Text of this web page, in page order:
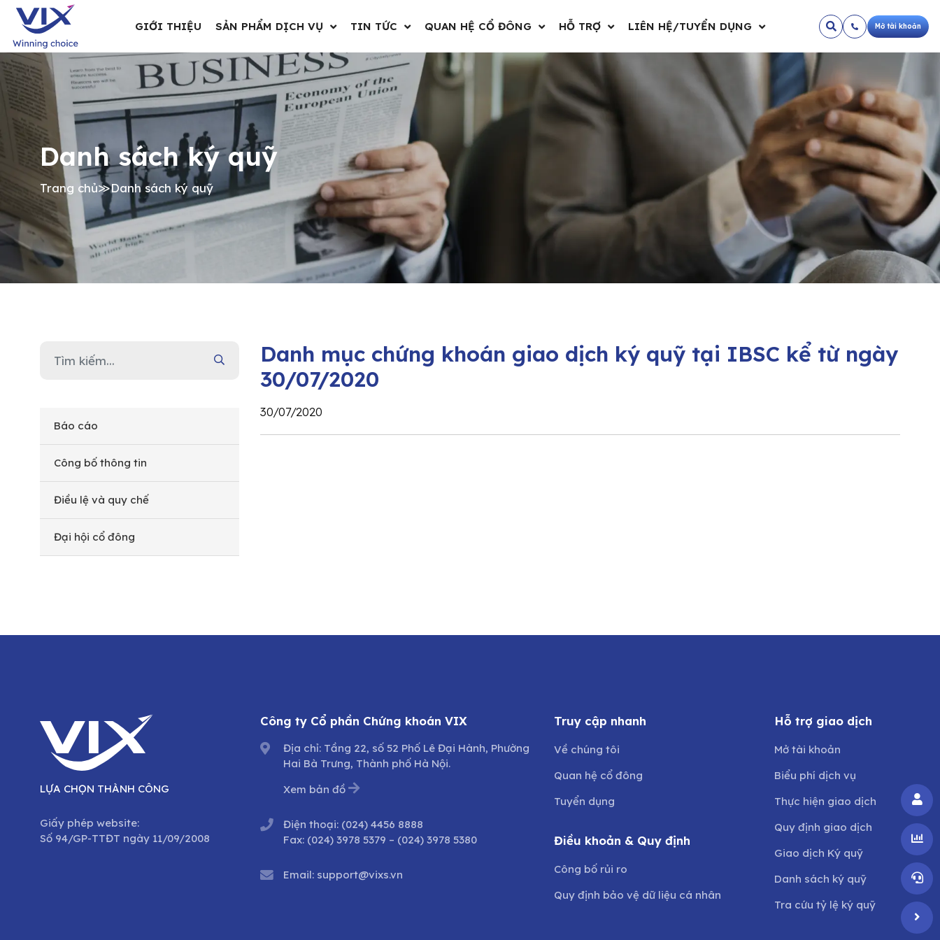
GIỚI THIỆU SẢN PHẨM DỊCH VỤ TIN TỨC QUAN HỆ CỔ ĐÔNG HỖ TRỢ LIÊN HỆ/TUYỂN DỤNG Mở tài khoản
Danh sách ký quỹ
Trang chủ≫Danh sách ký quỹ
Báo cáo
Công bố thông tin
Điều lệ và quy chế
Đại hội cổ đông
Danh mục chứng khoán giao dịch ký quỹ tại IBSC kể từ ngày
30/07/2020
30/07/2020
LỰA CHỌN THÀNH CÔNG
Giấy phép website:
Số 94/GP-TTĐT ngày 11/09/2008
Công ty Cổ phần Chứng khoán VIX
Địa chỉ: Tầng 22, số 52 Phố Lê Đại Hành, Phường
Hai Bà Trưng, Thành phố Hà Nội.
Xem bản đồ
Điện thoại: (024) 4456 8888
Fax: (024) 3978 5379 – (024) 3978 5380
Email: support@vixs.vn
Truy cập nhanh
Về chúng tôi
Quan hệ cổ đông
Tuyển dụng
Điều khoản & Quy định
Công bố rủi ro
Quy định bảo vệ dữ liệu cá nhân
Hỗ trợ giao dịch
Mở tài khoản
Biểu phí dịch vụ
Thực hiện giao dịch
Quy định giao dịch
Giao dịch Ký quỹ
Danh sách ký quỹ
Tra cứu tỷ lệ ký quỹ